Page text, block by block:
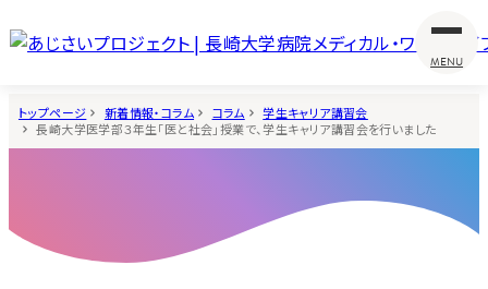
MENU
トップページ 新着情報・コラム コラム
学生キャリア講習会
長崎大学医学部３年生「医と社会」授業で、学生キャリア講習会を行いました